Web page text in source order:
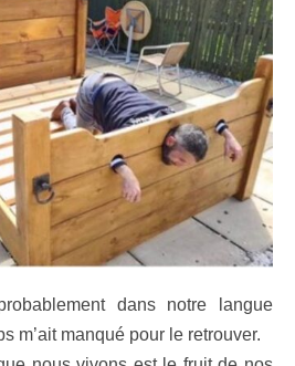
dans notre langue
m’ait manqué pour le retrouver.